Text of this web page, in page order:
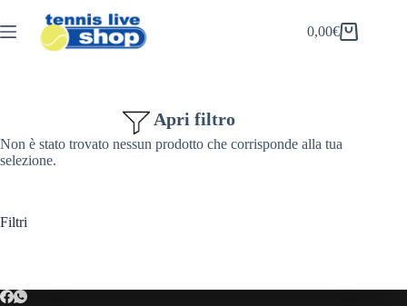
al
contenuto
Carrello
0,00€
Apri filtro
Non è stato trovato nessun prodotto che corrisponde alla tua
selezione.
Filtri